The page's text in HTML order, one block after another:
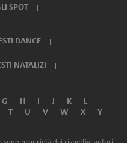
SPOT
DANCE
NATALIZI
G H I J K
L
T U V W X
Y